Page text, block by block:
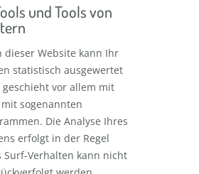
und Tools von
dieser Website kann Ihr
statistisch ausgewertet
geschieht vor allem mit
sogenannten
Die Analyse Ihres
erfolgt in der Regel
Surf-Verhalten kann nicht